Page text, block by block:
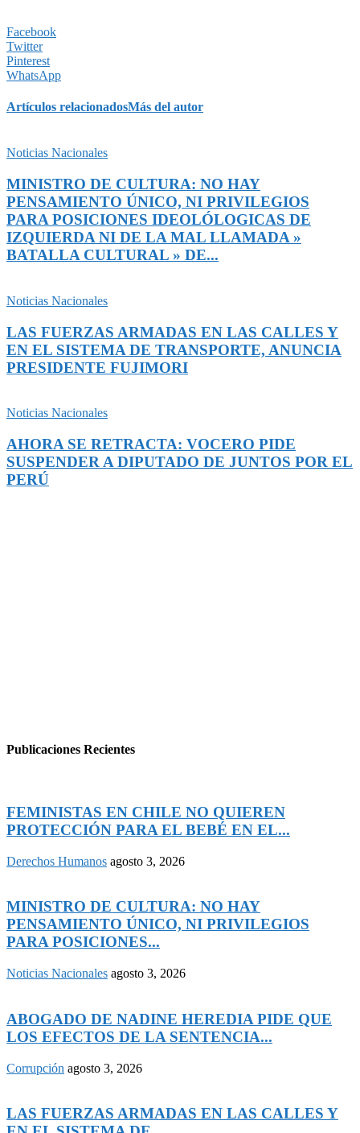
Facebook
Twitter
Pinterest
WhatsApp
Artículos relacionadosMás del autor
Noticias Nacionales
MINISTRO DE CULTURA: NO HAY
PENSAMIENTO ÚNICO, NI PRIVILEGIOS
PARA POSICIONES IDEOLÓLOGICAS DE
IZQUIERDA NI DE LA MAL LLAMADA »
BATALLA CULTURAL » DE...
Noticias Nacionales
LAS FUERZAS ARMADAS EN LAS CALLES Y
EN EL SISTEMA DE TRANSPORTE, ANUNCIA
PRESIDENTE FUJIMORI
Noticias Nacionales
AHORA SE RETRACTA: VOCERO PIDE
SUSPENDER A DIPUTADO DE JUNTOS POR EL
PERÚ
Publicaciones Recientes
FEMINISTAS EN CHILE NO QUIEREN
PROTECCIÓN PARA EL BEBÉ EN EL...
Derechos Humanos agosto 3, 2026
MINISTRO DE CULTURA: NO HAY
PENSAMIENTO ÚNICO, NI PRIVILEGIOS
PARA POSICIONES...
Noticias Nacionales agosto 3, 2026
ABOGADO DE NADINE HEREDIA PIDE QUE
LOS EFECTOS DE LA SENTENCIA...
Corrupción agosto 3, 2026
LAS FUERZAS ARMADAS EN LAS CALLES Y